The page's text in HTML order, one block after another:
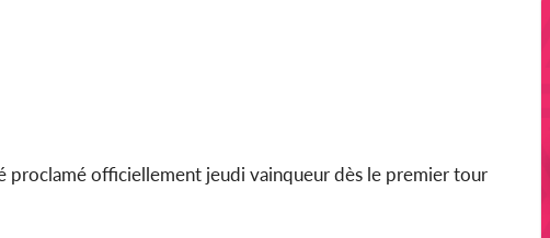
proclamé officiellement jeudi vainqueur dès le premier tour